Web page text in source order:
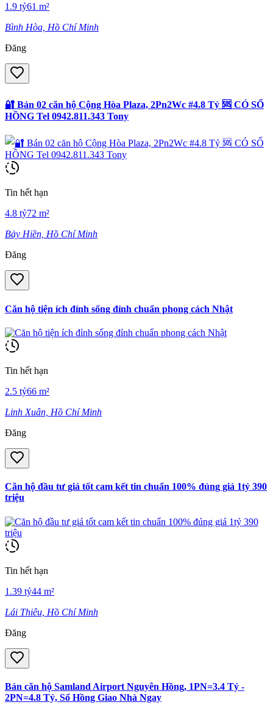
1.9 tỷ61 m²
Bình Hòa, Hồ Chí Minh
Đăng
🔐 Bán 02 căn hộ Cộng Hòa Plaza, 2Pn2Wc #4.8 Tỷ 🆘 CÓ SỔ
HỒNG Tel 0942.811.343 Tony
Tin hết hạn
4.8 tỷ72 m²
Bảy Hiền, Hồ Chí Minh
Đăng
Căn hộ tiện ích đỉnh sống đỉnh chuẩn phong cách Nhật
Tin hết hạn
2.5 tỷ66 m²
Linh Xuân, Hồ Chí Minh
Đăng
Căn hộ đầu tư giá tốt cam kết tin chuẩn 100% đúng giá 1tỷ 390
triệu
Tin hết hạn
1.39 tỷ44 m²
Lái Thiêu, Hồ Chí Minh
Đăng
Bán căn hộ Samland Airport Nguyên Hồng, 1PN=3.4 Tỷ -
2PN=4.8 Tỷ, Sổ Hồng Giao Nhà Ngay